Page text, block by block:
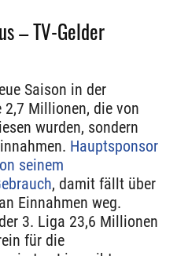
– TV-Gelder
Saison in der
Millionen, die von
wurden, sondern
Hauptsponsor
seinem
, damit fällt über
Einnahmen weg.
3. Liga 23,6 Millionen
für die